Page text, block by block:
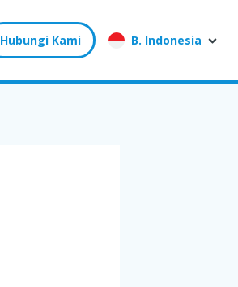
Hubungi Kami B. Indonesia